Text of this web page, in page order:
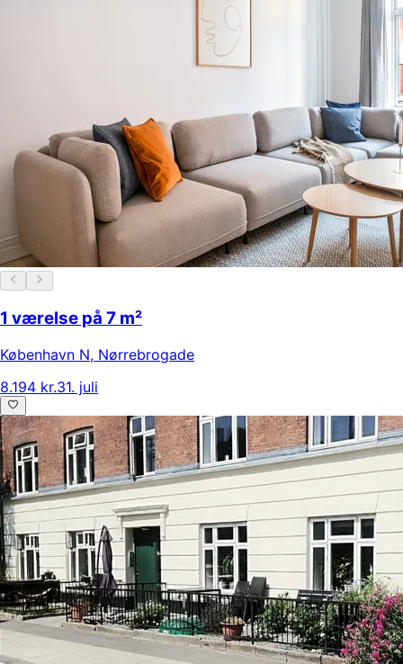
1 værelse på 7 m²
København N, Nørrebrogade
8.194 kr.31. juli